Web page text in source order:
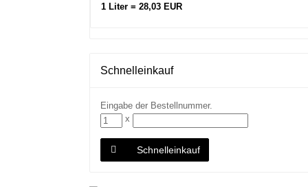
1 Liter = 28,03 EUR
Schnelleinkauf
Eingabe der Bestellnummer.
x
Schnelleinkauf